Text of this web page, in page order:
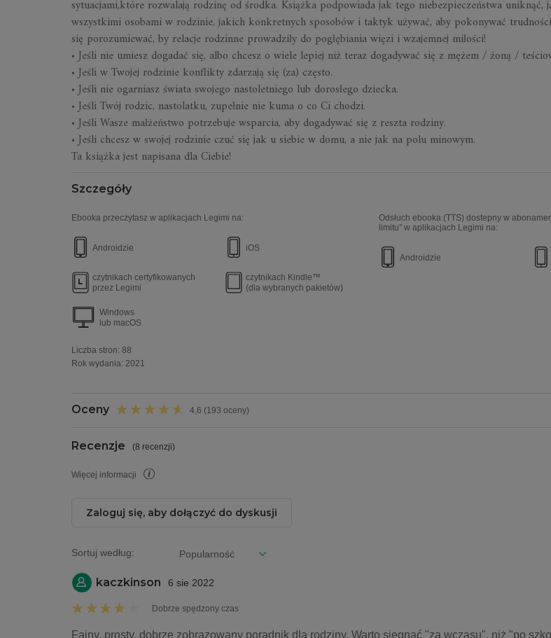
sytuacjami,które rozwalają rodzinę od środka. Książka podpowiada jak tego niebezpieczeństwa uniknąć,
wszystkimi osobami w rodzinie, jakich konkretnych sposobów i taktyk używać, aby pokonywać
się porozumiewać, by relacje rodzinne prowadziły do pogłębiania więzi i wzajemnej miłości!
• Jeśli nie umiesz dogadać się, albo chcesz o wiele lepiej niż teraz dogadywać się z mężem / żoną /
• Jeśli w Twojej rodzinie konflikty zdarzają się (za) często.
• Jeśli nie ogarniasz świata swojego nastoletniego lub dorosłego dziecka.
• Jeśli Twój rodzic, nastolatku, zupełnie nie kuma o co Ci chodzi.
• Jeśli Wasze małżeństwo potrzebuje wsparcia, aby dogadywać się z reszta rodziny.
• Jeśli chcesz w swojej rodzinie czuć się jak u siebie w domu, a nie jak na polu minowym.
Ta książka jest napisana dla Ciebie!
Szczegóły
Ebooka przeczytasz w aplikacjach Legimi na:
Androidzie iOS
czytnikach certyfikowanych
przez Legimi
czytnikach Kindle™
(dla wybranych pakietów)
Windows
lub macOS
Liczba stron: 88
Rok wydania: 2021
Odsłuch ebooka (TTS) dostepny w
limitu” w aplikacjach Legimi na:
Androidzie
Oceny 4,6 (193 oceny)
Recenzje (8 recenzji)
Więcej informacji
Zaloguj się, aby dołączyć do dyskusji
Sortuj według:
kaczkinson 6 sie 2022
Dobrze spędzony czas
Fajny, prosty, dobrze zobrazowany poradnik dla rodziny. Warto sięgnąć "za wczasu", niż "po